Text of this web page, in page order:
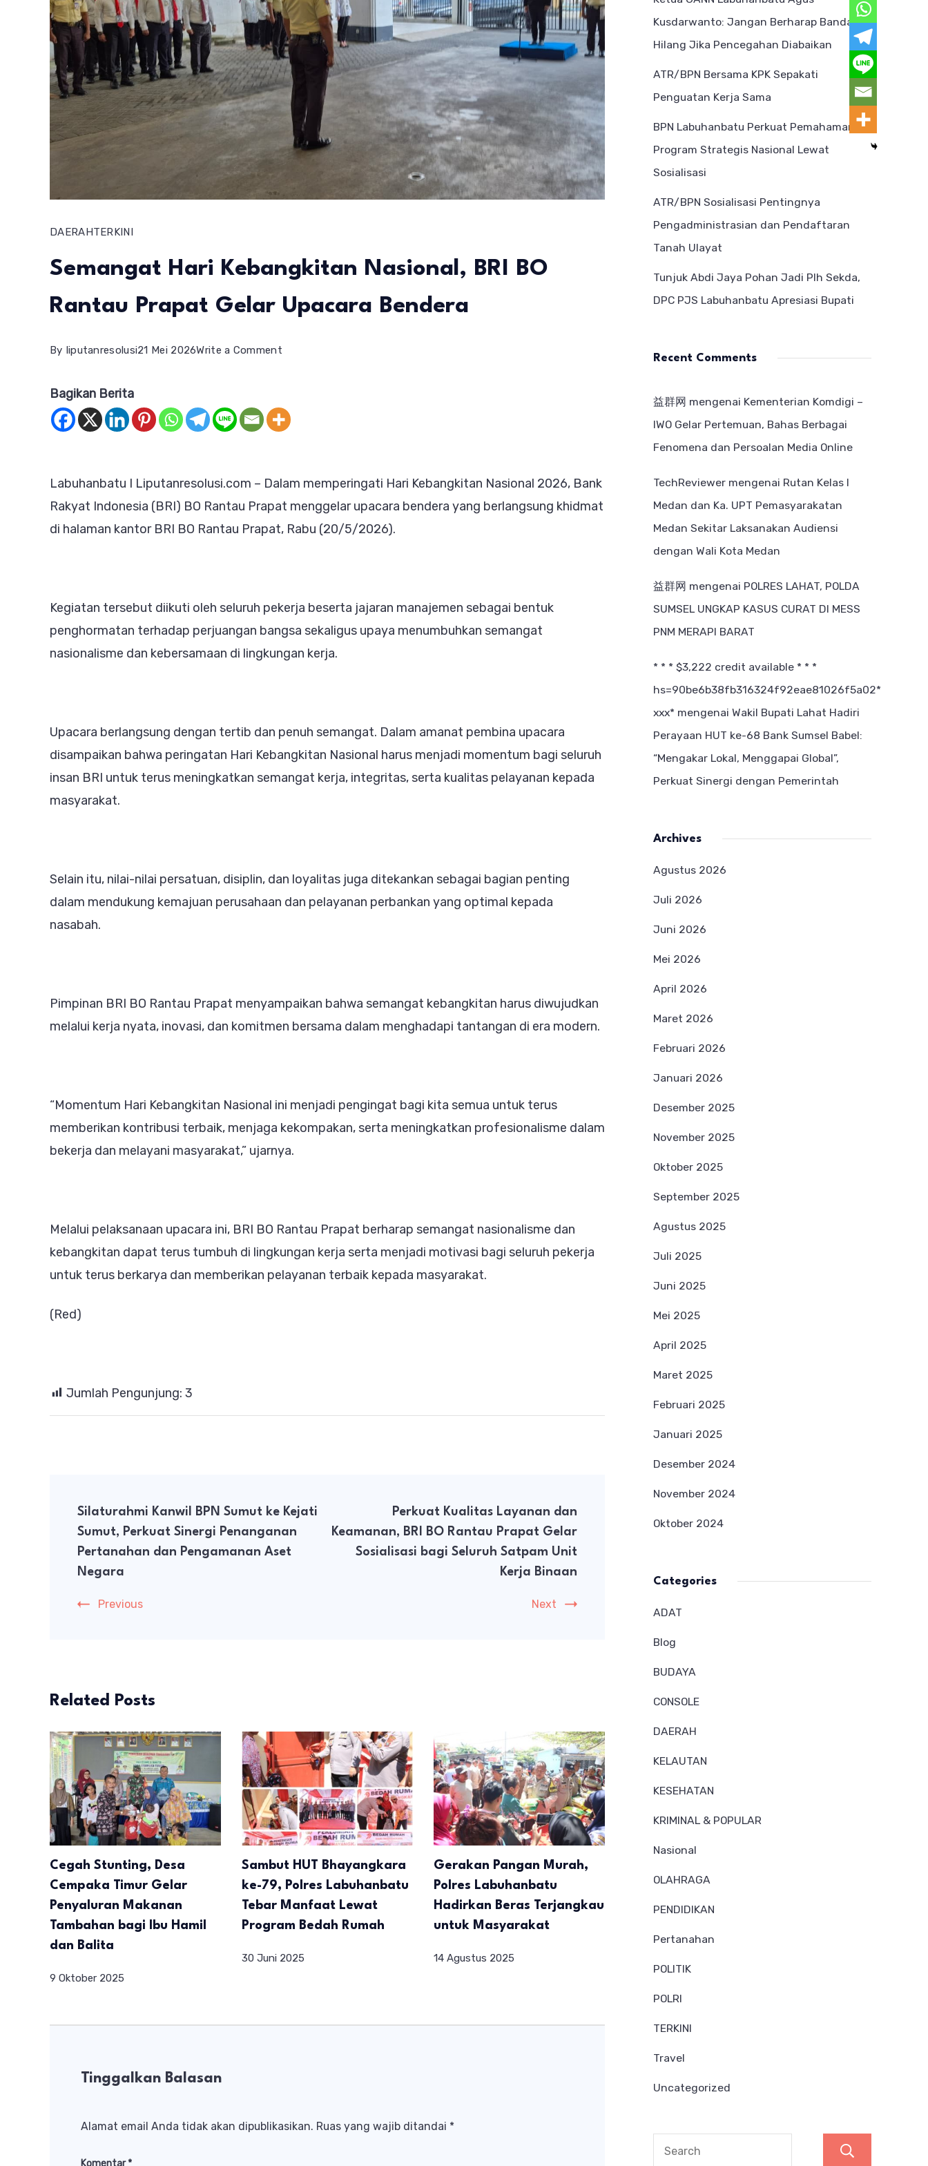
DAERAHTERKINI
Semangat Hari Kebangkitan Nasional, BRI BO
Rantau Prapat Gelar Upacara Bendera
By liputanresolusi21 Mei 2026Write a Commenton
Kebangkitan
BO
Rantau
Prapat
Bendera
Bagikan Berita
Labuhanbatu I Liputanresolusi.com – Dalam memperingati Hari Kebangkitan Nasional 2026, Bank
Rakyat Indonesia (BRI) BO Rantau Prapat menggelar upacara bendera yang berlangsung khidmat
di halaman kantor BRI BO Rantau Prapat, Rabu (20/5/2026).
Kegiatan tersebut diikuti oleh seluruh pekerja beserta jajaran manajemen sebagai bentuk
penghormatan terhadap perjuangan bangsa sekaligus upaya menumbuhkan semangat
nasionalisme dan kebersamaan di lingkungan kerja.
Upacara berlangsung dengan tertib dan penuh semangat. Dalam amanat pembina upacara
disampaikan bahwa peringatan Hari Kebangkitan Nasional harus menjadi momentum bagi seluruh
insan BRI untuk terus meningkatkan semangat kerja, integritas, serta kualitas pelayanan kepada
masyarakat.
Selain itu, nilai-nilai persatuan, disiplin, dan loyalitas juga ditekankan sebagai bagian penting
dalam mendukung kemajuan perusahaan dan pelayanan perbankan yang optimal kepada
nasabah.
Pimpinan BRI BO Rantau Prapat menyampaikan bahwa semangat kebangkitan harus diwujudkan
melalui kerja nyata, inovasi, dan komitmen bersama dalam menghadapi tantangan di era modern.
“Momentum Hari Kebangkitan Nasional ini menjadi pengingat bagi kita semua untuk terus
memberikan kontribusi terbaik, menjaga kekompakan, serta meningkatkan profesionalisme dalam
bekerja dan melayani masyarakat,” ujarnya.
Melalui pelaksanaan upacara ini, BRI BO Rantau Prapat berharap semangat nasionalisme dan
kebangkitan dapat terus tumbuh di lingkungan kerja serta menjadi motivasi bagi seluruh pekerja
untuk terus berkarya dan memberikan pelayanan terbaik kepada masyarakat.
(Red)
Jumlah Pengunjung: 3
Navigation
Silaturahmi Kanwil BPN Sumut ke Kejati
Sumut, Perkuat Sinergi Penanganan
Pertanahan dan Pengamanan Aset
Negara
Previous
Perkuat Kualitas Layanan dan
Keamanan, BRI BO Rantau Prapat Gelar
Sosialisasi bagi Seluruh Satpam Unit
Kerja Binaan
Next
Related Posts
Cegah Stunting, Desa
Cempaka Timur Gelar
Penyaluran Makanan
Tambahan bagi Ibu Hamil
dan Balita
9 Oktober 2025
Sambut HUT Bhayangkara
ke-79, Polres Labuhanbatu
Tebar Manfaat Lewat
Program Bedah Rumah
30 Juni 2025
Gerakan Pangan Murah,
Polres Labuhanbatu
Hadirkan Beras Terjangkau
untuk Masyarakat
14 Agustus 2025
Tinggalkan Balasan
Alamat email Anda tidak akan dipublikasikan. Ruas yang wajib ditandai *
Komentar*
Kusdarwanto: Jangan Berharap Bandar
Hilang Jika Pencegahan Diabaikan
ATR/BPN Bersama KPK Sepakati
Penguatan Kerja Sama
BPN Labuhanbatu Perkuat Pemahaman
Program Strategis Nasional Lewat
Sosialisasi
ATR/BPN Sosialisasi Pentingnya
Pengadministrasian dan Pendaftaran
Tanah Ulayat
Tunjuk Abdi Jaya Pohan Jadi Plh Sekda,
DPC PJS Labuhanbatu Apresiasi Bupati
Recent Comments
益群网 mengenai Kementerian Komdigi –
IWO Gelar Pertemuan, Bahas Berbagai
Fenomena dan Persoalan Media Online
TechReviewer mengenai Rutan Kelas I
Medan dan Ka. UPT Pemasyarakatan
Medan Sekitar Laksanakan Audiensi
dengan Wali Kota Medan
益群网 mengenai POLRES LAHAT, POLDA
SUMSEL UNGKAP KASUS CURAT DI MESS
PNM MERAPI BARAT
* * * $3,222 credit available * * *
hs=90be6b38fb316324f92eae81026f5a02*
ххх* mengenai Wakil Bupati Lahat Hadiri
Perayaan HUT ke-68 Bank Sumsel Babel:
“Mengakar Lokal, Menggapai Global”,
Perkuat Sinergi dengan Pemerintah
Archives
Agustus 2026
Juli 2026
Juni 2026
Mei 2026
April 2026
Maret 2026
Februari 2026
Januari 2026
Desember 2025
November 2025
Oktober 2025
September 2025
Agustus 2025
Juli 2025
Juni 2025
Mei 2025
April 2025
Maret 2025
Februari 2025
Januari 2025
Desember 2024
November 2024
Oktober 2024
Categories
ADAT
Blog
BUDAYA
CONSOLE
DAERAH
KELAUTAN
KESEHATAN
KRIMINAL & POPULAR
Nasional
OLAHRAGA
PENDIDIKAN
Pertanahan
POLITIK
POLRI
TERKINI
Travel
Uncategorized